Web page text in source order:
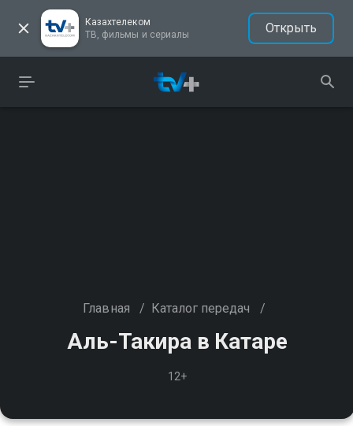
Казахтелеком
ТВ, фильмы и сериалы
Открыть
Главная / Каталог передач /
Аль-Такира в Катаре
12+